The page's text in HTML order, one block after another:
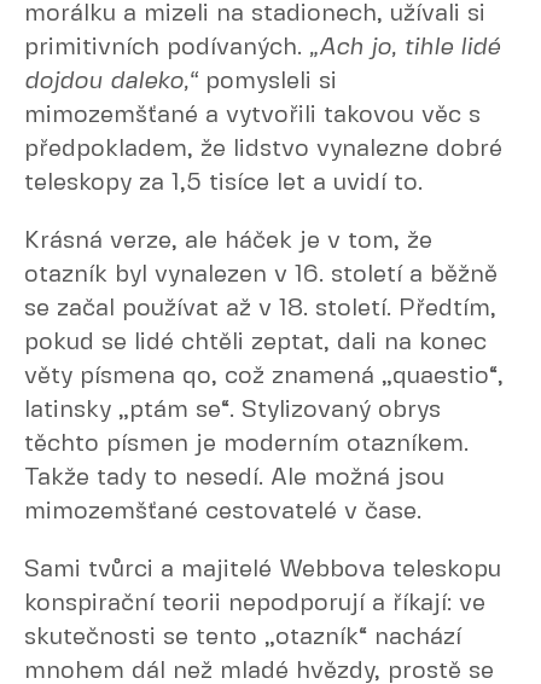
morálku a mizeli na stadionech, užívali si
primitivních podívaných. „Ach jo, tihle lidé
dojdou daleko,“ pomysleli si
mimozemšťané a vytvořili takovou věc s
předpokladem, že lidstvo vynalezne dobré
teleskopy za 1,5 tisíce let a uvidí to.
Krásná verze, ale háček je v tom, že
otazník byl vynalezen v 16. století a běžně
se začal používat až v 18. století. Předtím,
pokud se lidé chtěli zeptat, dali na konec
věty písmena qo, což znamená „quaestio“,
latinsky „ptám se“. Stylizovaný obrys
těchto písmen je moderním otazníkem.
Takže tady to nesedí. Ale možná jsou
mimozemšťané cestovatelé v čase.
Sami tvůrci a majitelé Webbova teleskopu
konspirační teorii nepodporují a říkají: ve
skutečnosti se tento „otazník“ nachází
mnohem dál než mladé hvězdy, prostě se